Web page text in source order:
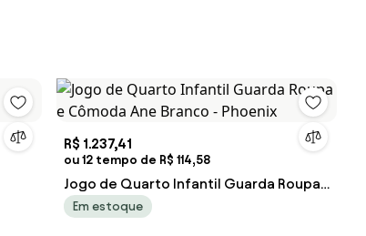
R$ 1.237,41
ou 12 tempo de R$ 114,58
Jogo de Quarto Infantil Guarda Roupa
e Cômoda Ane Branco - Phoenix
Em estoque